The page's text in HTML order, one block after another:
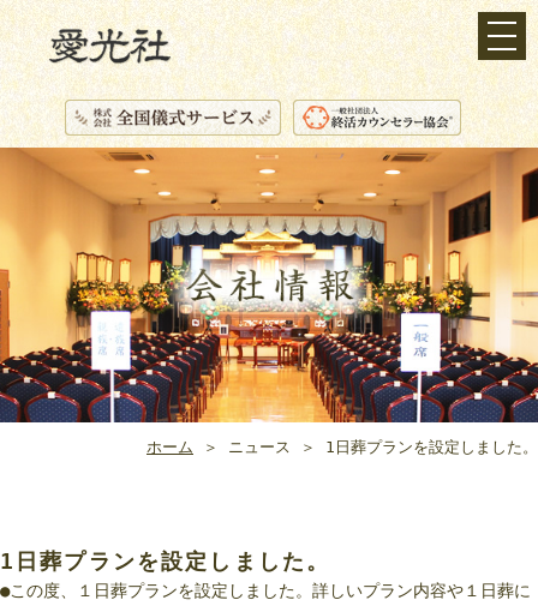
ホーム ＞ ニュース ＞ 1日葬プランを設定しました。
1日葬プランを設定しました。
●この度、１日葬プランを設定しました。詳しいプラン内容や１日葬に